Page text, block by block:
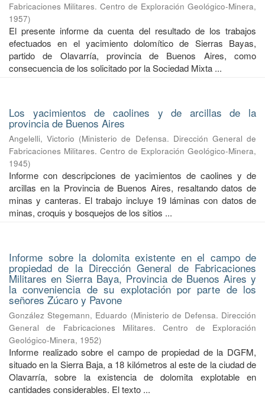
Fabricaciones Militares. Centro de Exploración Geológico-Minera,
1957)
El presente informe da cuenta del resultado de los trabajos
efectuados en el yacimiento dolomítico de Sierras Bayas,
partido de Olavarría, provincia de Buenos Aires, como
consecuencia de los solicitado por la Sociedad Mixta ...
Los yacimientos de caolines y de arcillas de la
provincia de Buenos Aires
Angelelli, Victorio (Ministerio de Defensa. Dirección General de
Fabricaciones Militares. Centro de Exploración Geológico-Minera,
1945)
Informe con descripciones de yacimientos de caolines y de
arcillas en la Provincia de Buenos Aires, resaltando datos de
minas y canteras. El trabajo incluye 19 láminas con datos de
minas, croquis y bosquejos de los sitios ...
Informe sobre la dolomita existente en el campo de
propiedad de la Dirección General de Fabricaciones
Militares en Sierra Baya, Provincia de Buenos Aires y
la conveniencia de su explotación por parte de los
señores Zúcaro y Pavone
González Stegemann, Eduardo (Ministerio de Defensa. Dirección
General de Fabricaciones Militares. Centro de Exploración
Geológico-Minera, 1952)
Informe realizado sobre el campo de propiedad de la DGFM,
situado en la Sierra Baja, a 18 kilómetros al este de la ciudad de
Olavarría, sobre la existencia de dolomita explotable en
cantidades considerables. El texto ...